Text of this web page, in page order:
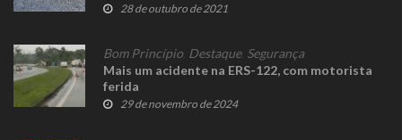
28 de outubro de 2021
Bom Princípio Destaque, Segurança
Mais um acidente na ERS-122, com motorista
ferida
29 de novembro de 2024